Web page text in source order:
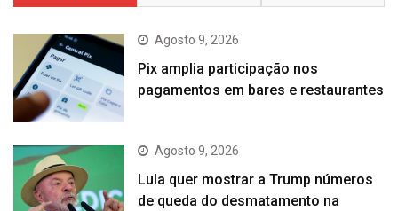
Agosto 9, 2026
Pix amplia participação nos
pagamentos em bares e restaurantes
Agosto 9, 2026
Lula quer mostrar a Trump números
de queda do desmatamento na